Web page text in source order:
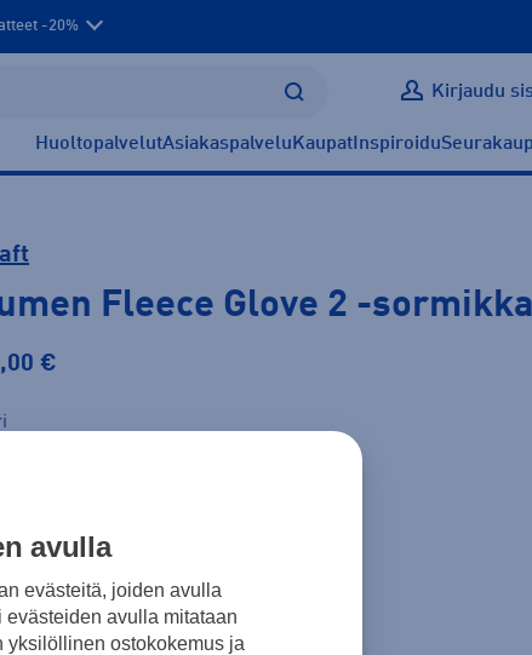
-20%
Kirjaudu
HuoltopalvelutAsiakaspalvelu Kaupat Inspiroidu
Fleece Glove 2 -
€
Keltainen
8 9 10 11
avulla
evästeitä, joiden avulla
avulla mitataan
yksilöllinen ostokokemus ja